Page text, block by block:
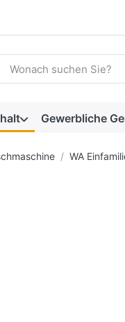
Sie einen
Gewerbliche
WA